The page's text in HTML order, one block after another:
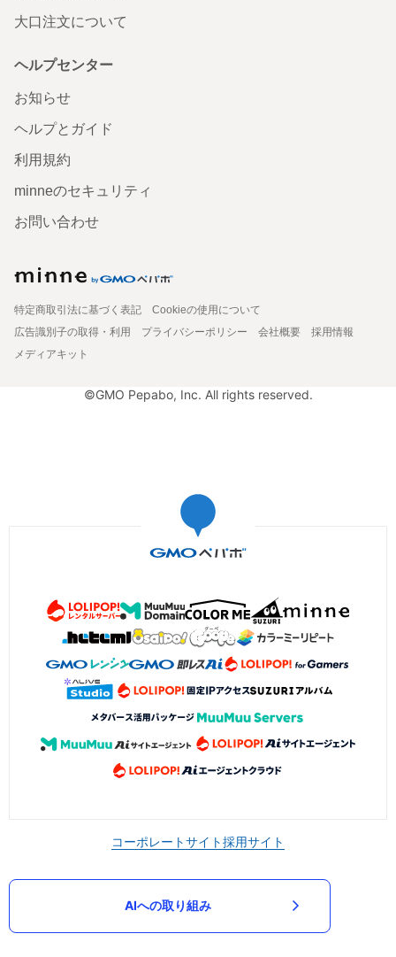
大口注文について
ヘルプセンター
お知らせ
ヘルプとガイド
利用規約
minneのセキュリティ
お問い合わせ
特定商取引法に基づく表記
Cookieの使用について
広告識別子の取得・利用
プライバシーポリシー 会社概要
採用情報
メディアキット
©GMO Pepabo, Inc. All rights reserved.
コーポレートサイト採用サイト
AIへの取り組み